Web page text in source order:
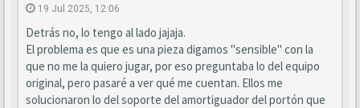
19 Jul 2025, 12:06
Detrás no, lo tengo al lado jajaja.
El problema es que es una pieza digamos "sensible" con la
que no me la quiero jugar, por eso preguntaba lo del equipo
original, pero pasaré a ver qué me cuentan. Ellos me
solucionaron lo del soporte del amortiguador del portón que